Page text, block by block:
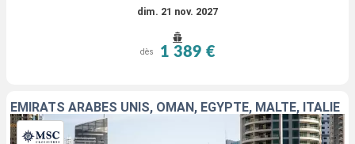
dim. 21 nov. 2027
dès 1 389 €
EMIRATS ARABES UNIS, OMAN, EGYPTE, MALTE, ITALIE